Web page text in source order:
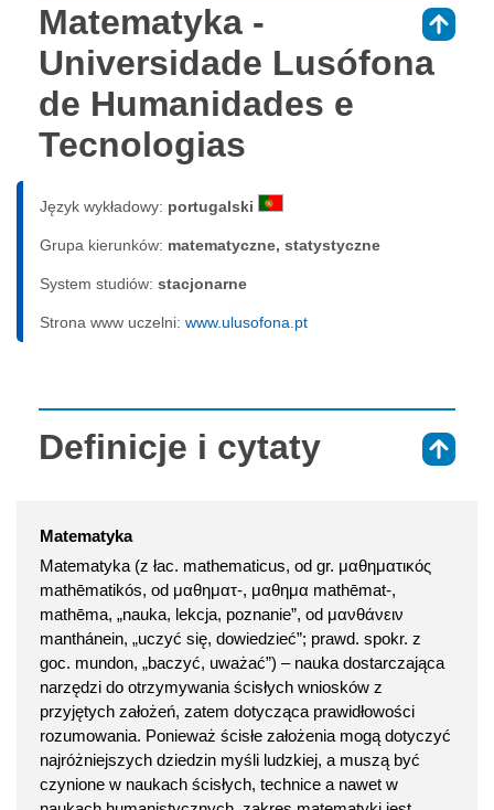
Matematyka -
Universidade Lusófona
de Humanidades e
Tecnologias
Język wykładowy: portugalski
Grupa kierunków: matematyczne, statystyczne
System studiów: sta­cjo­nar­ne
Strona www uczelni: www.ulusofona.pt
Definicje i cytaty
Matematyka
Matematyka (z łac. mathematicus, od gr. μαθηματικός
mathēmatikós, od μαθηματ-, μαθημα mathēmat-,
mathēma, „nauka, lekcja, poznanie”, od μανθάνειν
manthánein, „uczyć się, dowiedzieć”; prawd. spokr. z
goc. mundon, „baczyć, uważać”) – nauka dostarczająca
narzędzi do otrzymywania ścisłych wniosków z
przyjętych założeń, zatem dotycząca prawidłowości
rozumowania. Ponieważ ścisłe założenia mogą dotyczyć
najróżniejszych dziedzin myśli ludzkiej, a muszą być
czynione w naukach ścisłych, technice a nawet w